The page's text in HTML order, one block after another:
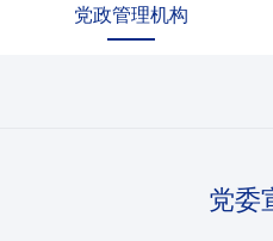
党政管理机构
党委